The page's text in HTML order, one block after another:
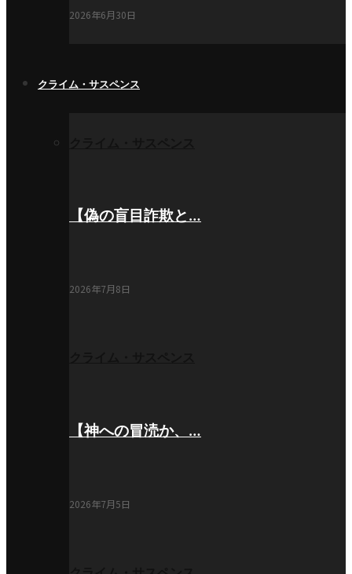
2026年6月30日
クライム・サスペンス
【偽の盲目詐欺と…
2026年7月8日
【神への冒涜か、…
2026年7月5日